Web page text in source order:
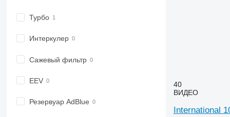
6215
6230
6310
6330
8650
8670
8732
8740
Турбо
Интеркулер
Сажевый фильтр
EEV
Резервуар AdBlue
40
ВИДЕО
International